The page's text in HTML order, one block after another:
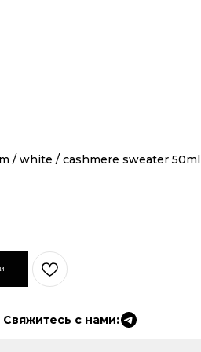
/ white / cashmere sweater 50ml
с нами: